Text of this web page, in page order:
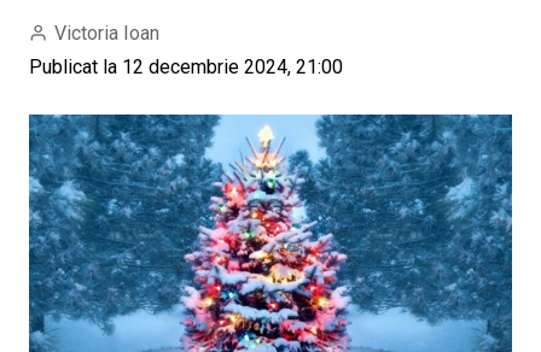
Victoria Ioan
Publicat la 12 decembrie 2024, 21:00